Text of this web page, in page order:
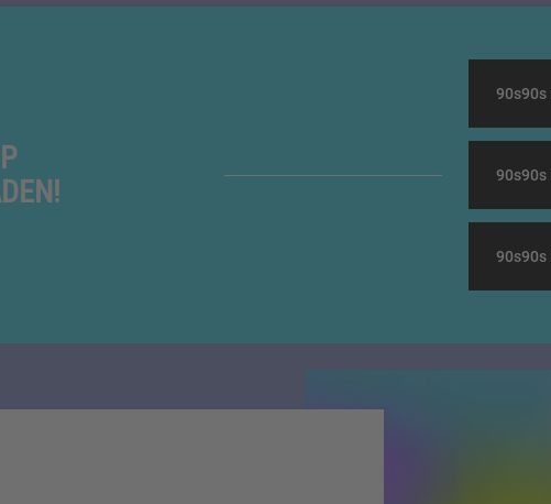
90s90s
90s90s
90s90s